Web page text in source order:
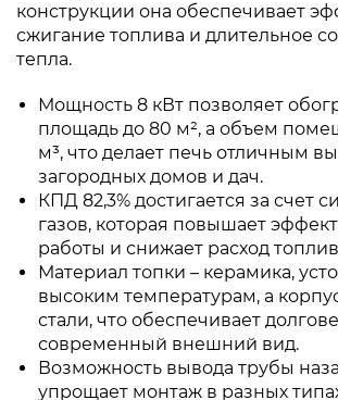
конструкции она обеспечивает
сжигание топлива и длительное
тепла.
Мощность 8 кВт позволяет
площадь до 80 м², а объем
м³, что делает печь отличным
загородных домов и дач.
КПД 82,3% достигается за счет
газов, которая повышает
работы и снижает расход
Материал топки – керамика,
высоким температурам, а
стали, что обеспечивает
современный внешний вид.
Возможность вывода трубы
упрощает монтаж в разных